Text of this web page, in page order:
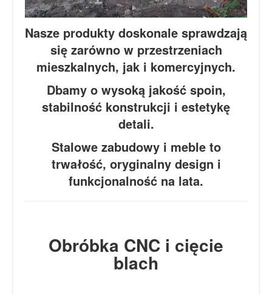
Nasze produkty doskonale sprawdzają
się zarówno w przestrzeniach
mieszkalnych, jak i komercyjnych.
Dbamy o wysoką jakość spoin,
stabilność konstrukcji i estetykę
detali.
Stalowe zabudowy i meble to
trwałość, oryginalny design i
funkcjonalność na lata.
Obróbka CNC i cięcie
blach